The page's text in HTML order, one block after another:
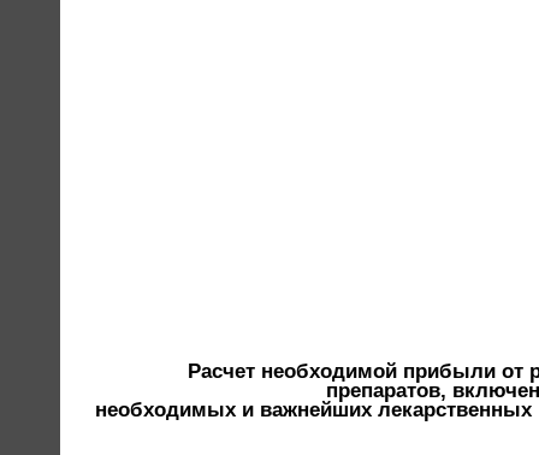
Расчет необходимой прибыли от
препаратов,
необходимых и важнейших лекарственных